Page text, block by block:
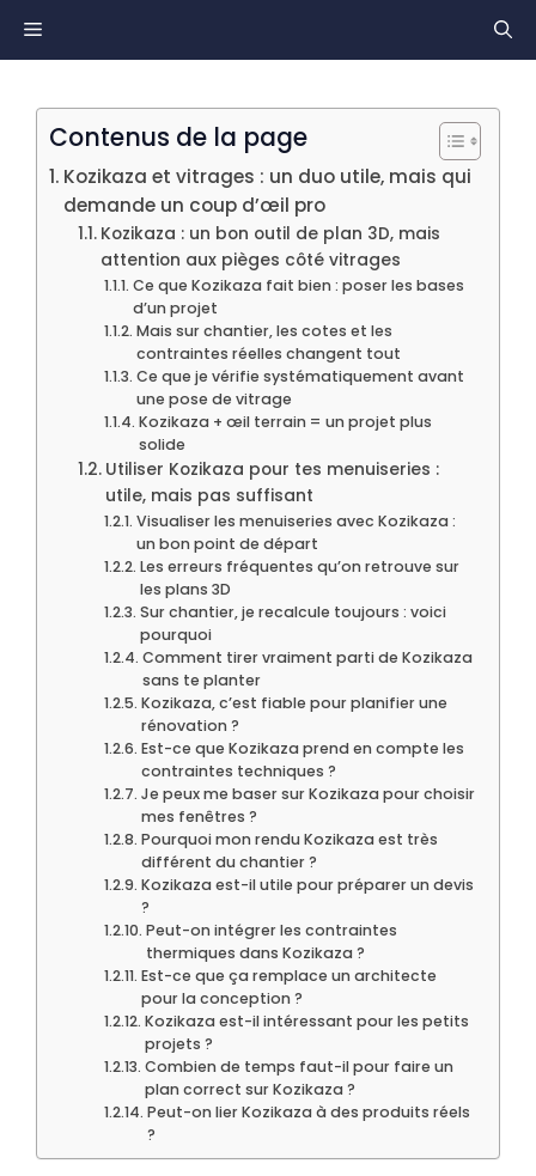
au
MENU
Contenus de la page
Kozikaza et vitrages : un duo utile, mais qui
demande un coup d’œil pro
Kozikaza : un bon outil de plan 3D, mais
attention aux pièges côté vitrages
Ce que Kozikaza fait bien : poser les bases
d’un projet
Mais sur chantier, les cotes et les
contraintes réelles changent tout
Ce que je vérifie systématiquement avant
une pose de vitrage
Kozikaza + œil terrain = un projet plus
solide
Utiliser Kozikaza pour tes menuiseries :
utile, mais pas suffisant
Visualiser les menuiseries avec Kozikaza :
un bon point de départ
Les erreurs fréquentes qu’on retrouve sur
les plans 3D
Sur chantier, je recalcule toujours : voici
pourquoi
Comment tirer vraiment parti de Kozikaza
sans te planter
Kozikaza, c’est fiable pour planifier une
rénovation ?
Est-ce que Kozikaza prend en compte les
contraintes techniques ?
Je peux me baser sur Kozikaza pour choisir
mes fenêtres ?
Pourquoi mon rendu Kozikaza est très
différent du chantier ?
Kozikaza est-il utile pour préparer un devis
?
Peut-on intégrer les contraintes
thermiques dans Kozikaza ?
Est-ce que ça remplace un architecte
pour la conception ?
Kozikaza est-il intéressant pour les petits
projets ?
Combien de temps faut-il pour faire un
plan correct sur Kozikaza ?
Peut-on lier Kozikaza à des produits réels
?